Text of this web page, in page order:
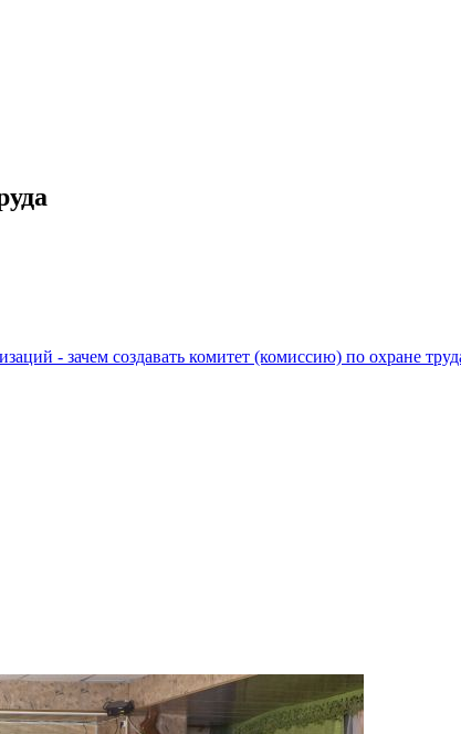
- зачем создавать комитет (комиссию) по охране